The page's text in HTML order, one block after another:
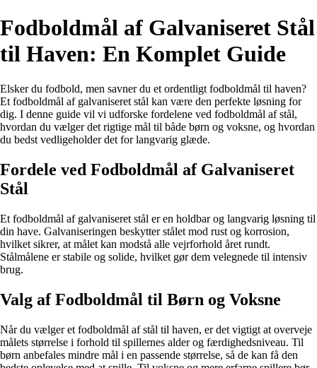
Fodboldmål af Galvaniseret Stål
til Haven: En Komplet Guide
Elsker du fodbold, men savner du et ordentligt fodboldmål til haven?
Et fodboldmål af galvaniseret stål kan være den perfekte løsning for
dig. I denne guide vil vi udforske fordelene ved fodboldmål af stål,
hvordan du vælger det rigtige mål til både børn og voksne, og hvordan
du bedst vedligeholder det for langvarig glæde.
Fordele ved Fodboldmål af Galvaniseret
Stål
Et fodboldmål af galvaniseret stål er en holdbar og langvarig løsning til
din have. Galvaniseringen beskytter stålet mod rust og korrosion,
hvilket sikrer, at målet kan modstå alle vejrforhold året rundt.
Stålmålene er stabile og solide, hvilket gør dem velegnede til intensiv
brug.
Valg af Fodboldmål til Børn og Voksne
Når du vælger et fodboldmål af stål til haven, er det vigtigt at overveje
målets størrelse i forhold til spillernes alder og færdighedsniveau. Til
børn anbefales mindre mål i en passende størrelse, så de kan få den